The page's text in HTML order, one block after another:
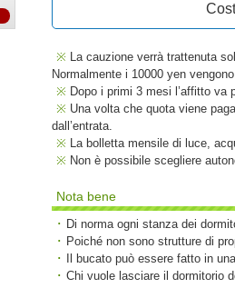
La cauzione verrà trattenuta
Normalmente i 10000 yen
Dopo i primi 3 mesi l’affitto va
Una volta che quota viene
dall’entrata.
La bolletta mensile di luce,
Non è possibile scegliere
Nota bene
Di norma ogni stanza dei
Poiché non sono strutture di
Il bucato può essere fatto in
Chi vuole lasciare il dormitorio